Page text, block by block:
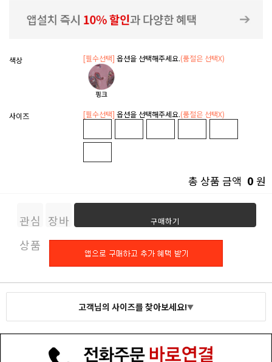
색상 [필수선택] 옵션을 선택해주세요.(품절은 선택X)
사이즈 [필수선택] 옵션을 선택해주세요.(품절은 선택X)
총 상품 금액 0 원
관심
상품
장바
구니
구매하기
고객님의 사이즈를 찾아보세요!▼